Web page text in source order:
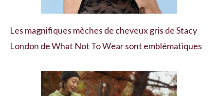
Les magnifiques mèches de cheveux gris de Stacy
London de What Not To Wear sont emblématiques